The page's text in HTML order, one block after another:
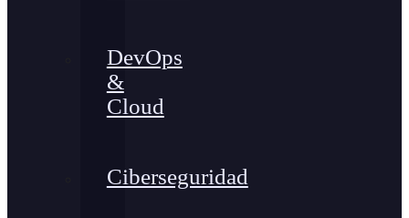
DevOps
&
Cloud
Ciberseguridad